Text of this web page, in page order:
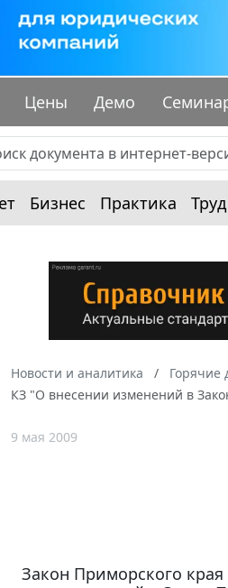
Цены Демо
Бизнес Практика Труд
Новости и аналитика Горячие
КЗ "О внесении изменений в
9 мая 2009
Закон Приморского края